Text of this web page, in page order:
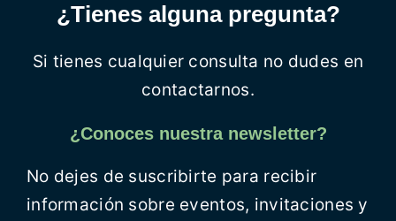
¿Tienes alguna pregunta?
Si tienes cualquier consulta no dudes en
contactarnos.
¿Conoces nuestra newsletter?
No dejes de suscribirte para recibir
información sobre eventos, invitaciones y